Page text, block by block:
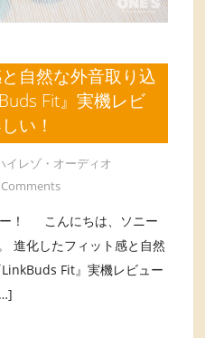
自然な外音取り込
Fit』実機レビ
い！
イレゾ・オーディオ
ー！ こんにちは、ソニー
進化したフィット感と自然
Fit』実機レビュー